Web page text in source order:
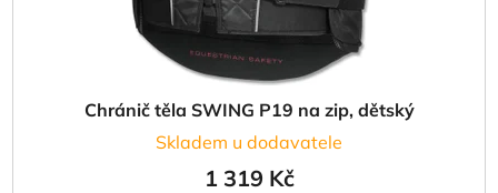
Chránič těla SWING P19 na zip, dětský
Skladem u dodavatele
1 319 Kč